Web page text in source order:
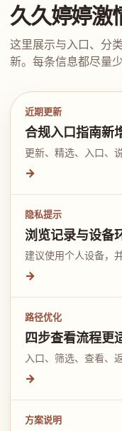
久久婷婷激
这里展示与入口、分
新。每条信息都尽量
近期更新
合规入口指南新
更新、精选、入口、
→
隐私提示
浏览记录与设备
建议使用个人设备，
→
路径优化
四步查看流程更
入口、筛选、查看、
→
方案说明